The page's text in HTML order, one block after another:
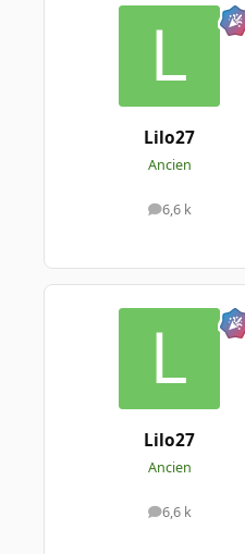
Lilo27
Ancien
6,6 k
messages
Lilo27
Ancien
6,6 k
messages